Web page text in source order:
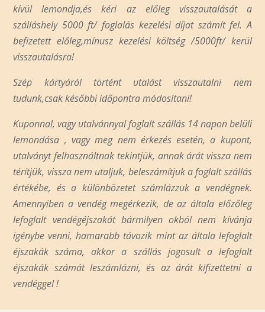
kívül lemondja,és kéri az előleg visszautalását a
szálláshely 5000 ft/ foglalás kezelési díjat számít fel. A
befizetett előleg,mínusz kezelési költség /5000ft/ kerül
visszautalásra!
Szép kártyáról történt utalást visszautalni nem
tudunk,csak későbbi időpontra módosítani!
Kuponnal, vagy utalvánnyal foglalt szállás 14 napon belüli
lemondása , vagy meg nem érkezés esetén, a kupont,
utalványt felhasználtnak tekintjük, annak árát vissza nem
térítjük, vissza nem utaljuk, beleszámítjuk a foglalt szállás
értékébe, és a különbözetet számlázzuk a vendégnek.
Amennyiben a vendég megérkezik, de az általa előzőleg
lefoglalt vendégéjszakát bármilyen okból nem kívánja
igénybe venni, hamarabb távozik mint az általa lefoglalt
éjszakák száma, akkor a szállás jogosult a lefoglalt
éjszakák számát leszámlázni, és az árát kifizettetni a
vendéggel !